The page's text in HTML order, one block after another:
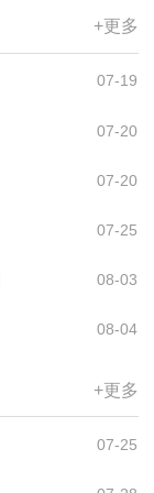
+更多
07-19
07-20
07-20
07-25
08-03
08-04
+更多
07-25